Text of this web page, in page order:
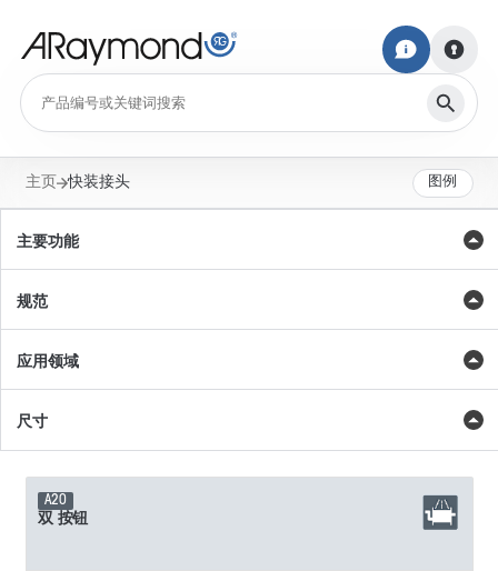
主页 快装接头 图例
主要功能
规范
应用领域
尺寸
A20
双 按钮